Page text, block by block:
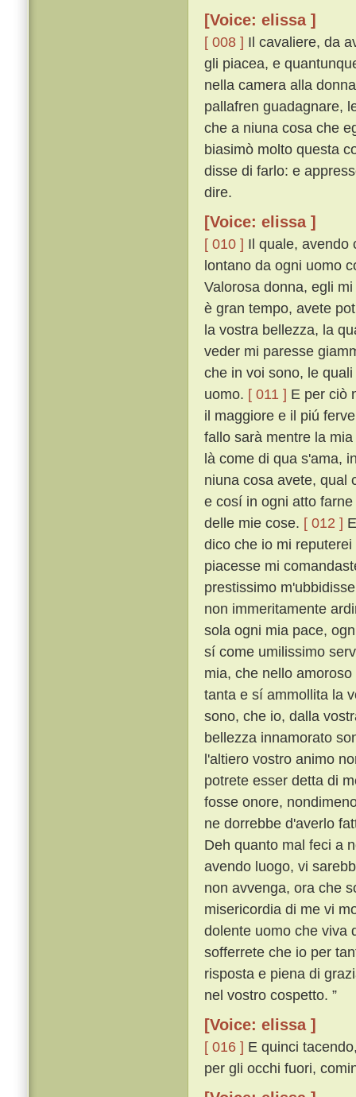
[Voice: elissa ]
[ 008 ] Il cavaliere, da
gli piacea, e
nella camera alla
pallafren guadagnare,
che a niuna cosa che
biasimò molto questa
disse di farlo: e
dire.
[Voice: elissa ]
[ 010 ] Il quale, avendo
lontano da ogni uomo
Valorosa donna, egli
è gran tempo, avete
la vostra bellezza, la
veder mi paresse
che in voi sono, le
uomo. [ 011 ] E per ciò
il maggiore e il piú
fallo sarà mentre la
là come di qua s'ama,
niuna cosa avete, qual
e cosí in ogni atto
delle mie cose. [ 012 ]
dico che io mi
piacesse mi
prestissimo
non immeritamente
sola ogni mia pace,
sí come umilissimo
mia, che nello
tanta e sí ammollita la
sono, che io, dalla
bellezza innamorato
l'altiero vostro animo
potrete esser detta di
fosse onore,
ne dorrebbe d'averlo
Deh quanto mal feci a
avendo luogo, vi
non avvenga, ora che
misericordia di me vi
dolente uomo che viva
sofferrete che io per
risposta e piena di
nel vostro cospetto. ”
[Voice: elissa ]
[ 016 ] E quinci
per gli occhi fuori,